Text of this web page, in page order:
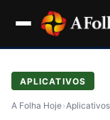
APLICATIVOS
A Folha Hoje›Aplicativos